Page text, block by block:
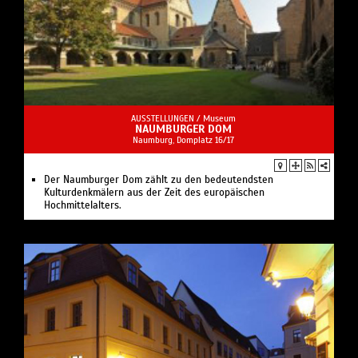
AUSSTELLUNGEN / Museum
NAUMBURGER DOM
Naumburg, Domplatz 16/17
Der Naumburger Dom zählt zu den bedeutendsten
Kulturdenkmälern aus der Zeit des europäischen
Hochmittelalters.